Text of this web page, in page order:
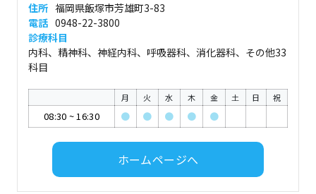
住所 福岡県飯塚市芳雄町3-83
電話 0948-22-3800
診療科目
内科、精神科、神経内科、呼吸器科、消化器科、その他33
科目
月 火 水 木 金 土 日 祝
08:30 ~16:30 ● ● ● ● ●
ホームページへ